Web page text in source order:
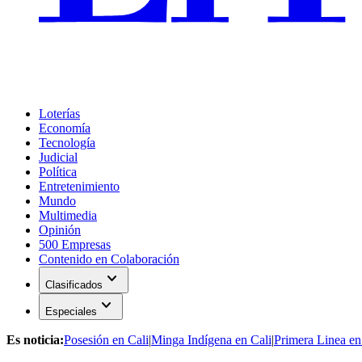
Loterías
Economía
Tecnología
Judicial
Política
Entretenimiento
Mundo
Multimedia
Opinión
500 Empresas
Contenido en Colaboración
Clasificados expand_more
Especiales expand_more
Es noticia:Posesión en Cali|Minga Indígena en Cali|Primera Linea